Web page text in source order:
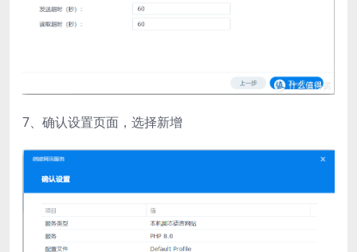
7、确认设置页面，选择新增